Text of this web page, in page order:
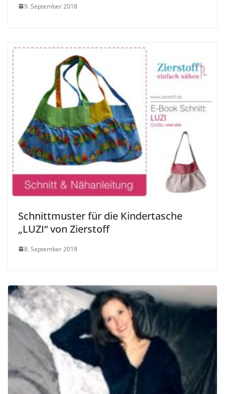
9. September 2018
Schnittmuster für die Kindertasche
„LUZI“ von Zierstoff
8. September 2018